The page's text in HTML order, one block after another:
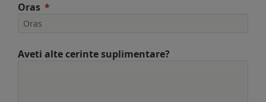
Oras
Aveti alte cerinte suplimentare?